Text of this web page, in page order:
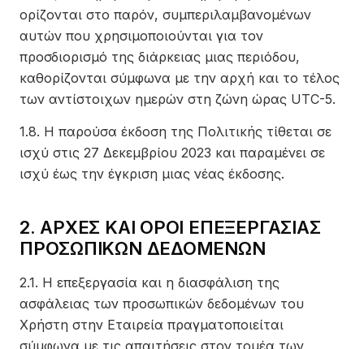
ορίζονται στο παρόν, συμπεριλαμβανομένων
αυτών που χρησιμοποιούνται για τον
προσδιορισμό της διάρκειας μιας περιόδου,
καθορίζονται σύμφωνα με την αρχή και το τέλος
των αντίστοιχων ημερών στη ζώνη ώρας UTC-5.
1.8. Η παρούσα έκδοση της Πολιτικής τίθεται σε
ισχύ στις 27 Δεκεμβρίου 2023 και παραμένει σε
ισχύ έως την έγκριση μιας νέας έκδοσης.
2. ΑΡΧΕΣ ΚΑΙ ΟΡΟΙ ΕΠΕΞΕΡΓΑΣΙΑΣ
ΠΡΟΣΩΠΙΚΩΝ ΔΕΔΟΜΕΝΩΝ
2.1. Η επεξεργασία και η διασφάλιση της
ασφάλειας των προσωπικών δεδομένων του
Χρήστη στην Εταιρεία πραγματοποιείται
σύμφωνα με τις απαιτήσεις στον τομέα των